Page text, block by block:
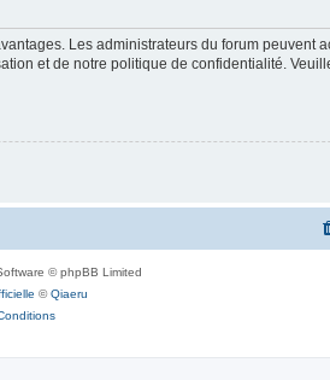
Les administrateurs du forum peuvent
et de notre politique de confidentialité.
© phpBB Limited
©Qiaeru